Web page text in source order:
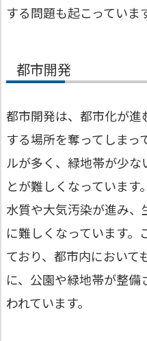
する問題も起こっていま
都市開発
都市開発は、都市化が進
する場所を奪ってしまっ
ルが多く、緑地帯が少
とが難しくなっています
水質や大気汚染が進み
に難しくなっています
ており、都市内において
に、公園や緑地帯が整
われています。